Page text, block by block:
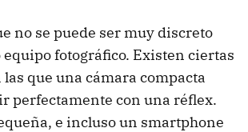
no se puede ser muy discreto
equipo fotográfico. Existen ciertas
que una cámara compacta
perfectamente con una réflex.
e incluso un smartphone